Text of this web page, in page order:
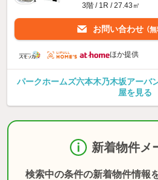
3階 / 1R / 27.43㎡
お問い合わせ （
ほか提供
パークホームズ六本木乃木坂アーバ
屋を見る
新着物件メ
検索中の条件の新着物件情報